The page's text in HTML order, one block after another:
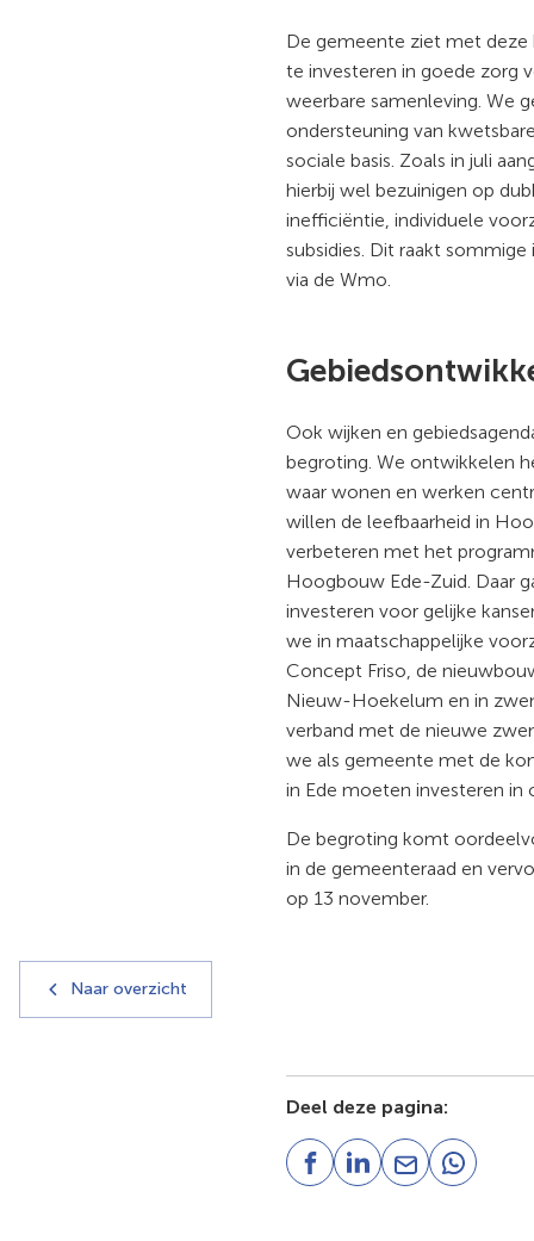
De gemeente ziet met
te investeren in goede zorg
weerbare samenleving. We
ondersteuning van
sociale basis. Zoals in juli
hierbij wel bezuinigen op
inefficiëntie, individuele
subsidies. Dit raakt
via de Wmo.
Ook wijken en
begroting. We ontwikkelen
waar wonen en werken
willen de leefbaarheid in
verbeteren met het
Hoogbouw Ede-Zuid. Daar
investeren voor gelijke
we in maatschappelijke
Concept Friso, de
Nieuw-Hoekelum en in
verband met de nieuwe
we als gemeente met de
in Ede moeten investeren in
De begroting komt
in de gemeenteraad en
op 13 november.
Naar overzicht
Deel deze pagina:
(Verwijst(Verwijst(Verwijst(Verwijst